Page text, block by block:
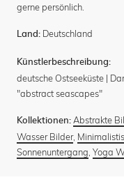
gerne persönlich.
Land: Deutschland
Künstlerbeschreibung:
deutsche Ostseeküste |
"abstract seascapes"
Kollektionen: Abstrakte
Wasser Bilder,
Sonnenuntergang Yoga